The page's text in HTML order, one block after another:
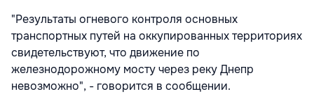
"Результаты огневого контроля основных
транспортных путей на оккупированных территориях
свидетельствуют, что движение по
железнодорожному мосту через реку Днепр
невозможно", - говорится в сообщении.